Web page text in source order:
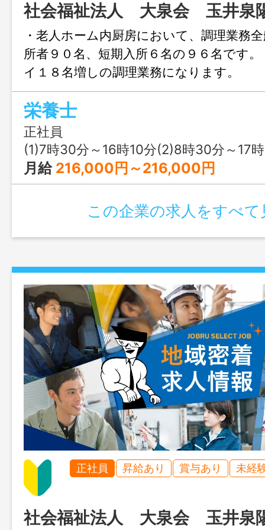
社会福祉法人 大泉会 玉井泉
・老人ホーム内厨房において、調理業務
所者９０名、短期入所６名の９６名
イ１８名増しの調理業務にな
範囲：変更なし
栄養士
正社員
(1)7時30分～16時10分(2)8時30分～17時10分
月給 216,000円～216,000円
この企業の求人をすべて
正社員 昇給あり 賞与あり 未経
社会福祉法人 大泉会 玉井泉